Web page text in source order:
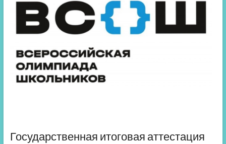
Государственная итоговая аттестация